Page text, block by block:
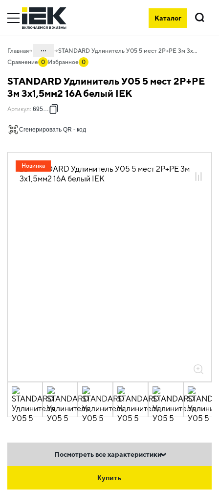
Каталог
Поиск
Главная ...
06. Изделия электроустановочные,
удлинители и силовые разъемы
06.02 Удлинители бытовые и сетевые
06.02.01.08 Удлинители бытовые
STANDARD Удлинитель У05 5 мест 2P+PE 3м 3х1,5мм2 16А белый IEK
Сравнение 0 Избранное 0
STANDARD Удлинитель У05 5 мест 2P+PE
3м 3х1,5мм2 16А белый IEK
Новинка
Артикул: 695012
Сгенерировать QR - код
Посмотреть все характеристики
Купить